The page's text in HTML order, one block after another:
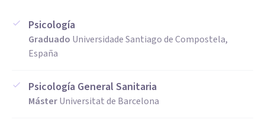
Psicología
Graduado Universidade Santiago de Compostela,
España
Psicología General Sanitaria
MásterUniversitat de Barcelona